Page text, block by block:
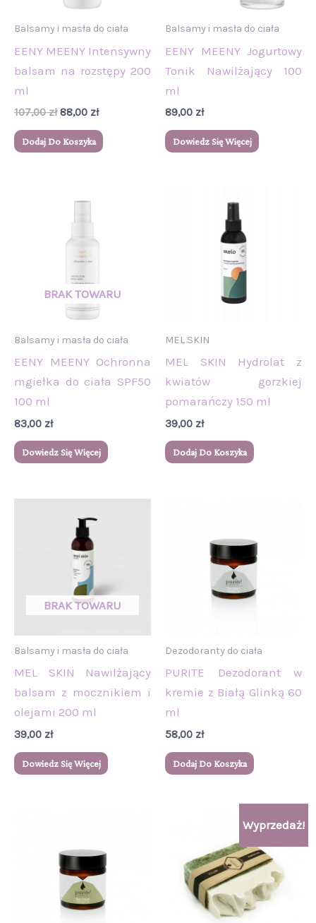
Balsamy i masła do ciała
EENY MEENY Intensywny
balsam na rozstępy 200
ml
107,00zł 88,00 zł
Dodaj Do Koszyka
Balsamy i masła do ciała
EENY MEENY Jogurtowy
Tonik Nawilżający 100
ml
89,00 zł
Dowiedz Się Więcej
Balsamy i masła do ciała
EENY MEENY Ochronna
mgiełka do ciała SPF50
100 ml
83,00 zł
Dowiedz Się Więcej
MEL SKIN
MEL SKIN Hydrolat z
kwiatów gorzkiej
pomarańczy 150 ml
39,00 zł
Dodaj Do Koszyka
Balsamy i masła do ciała
MEL SKIN Nawilżający
balsam z mocznikiem i
olejami 200 ml
39,00 zł
Dowiedz Się Więcej
Dezodoranty do ciała
PURITE Dezodorant w
kremie z Białą Glinką 60
ml
58,00 zł
Dodaj Do Koszyka
Wyprzedaż!
wynosiła:
28,00 zł.
cena
25,00 zł.